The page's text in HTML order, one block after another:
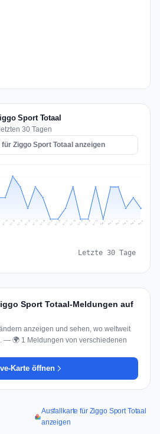
Sport Totaal
30 Tagen
Ziggo Sport Totaal anzeigen
Jul 19 Jul 20 Jul 21 Jul 22 Jul 23 Jul 24 Jul 25 Jul 26 Jul 27 Jul 28 Jul 29 Jul 30 Jul 31 Aug 1 Aug 2 Aug 3 Aug 4 Aug 5 Aug 6
Letzte 30 Tage
Sport Totaal-Meldungen auf
anzeigen und sehen, wo weltweit
— 🌍 1 Meldungen von verschiedenen
Karte öffnen
Ausfallkarte für Ziggo Sport Totaal
anzeigen